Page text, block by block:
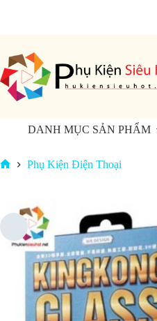
dung
DANH MỤC SẢN PHẨM
Phụ Kiện Điện Thoại